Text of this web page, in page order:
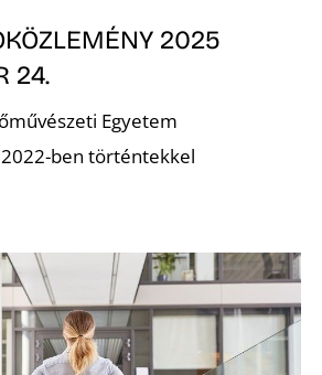
2025
24.
Egyetem
ben történtekkel